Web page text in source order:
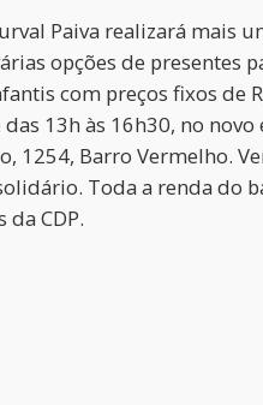
Paiva realizará mais
opções de presentes
com preços fixos de
13h às 16h30, no novo
1254, Barro Vermelho.
Toda a renda do
CDP.